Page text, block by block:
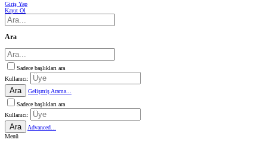
Giriş Yap
Kayıt Ol
Ara
Sadece başlıkları ara
Kullanıcı:
Ara
Gelişmiş Arama...
Sadece başlıkları ara
Kullanıcı:
Ara
Advanced...
Menü